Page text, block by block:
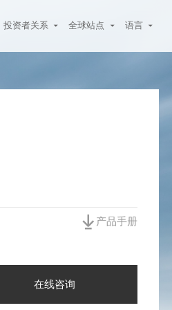
投资者关系 全球站点 语言
产品手册
在线咨询